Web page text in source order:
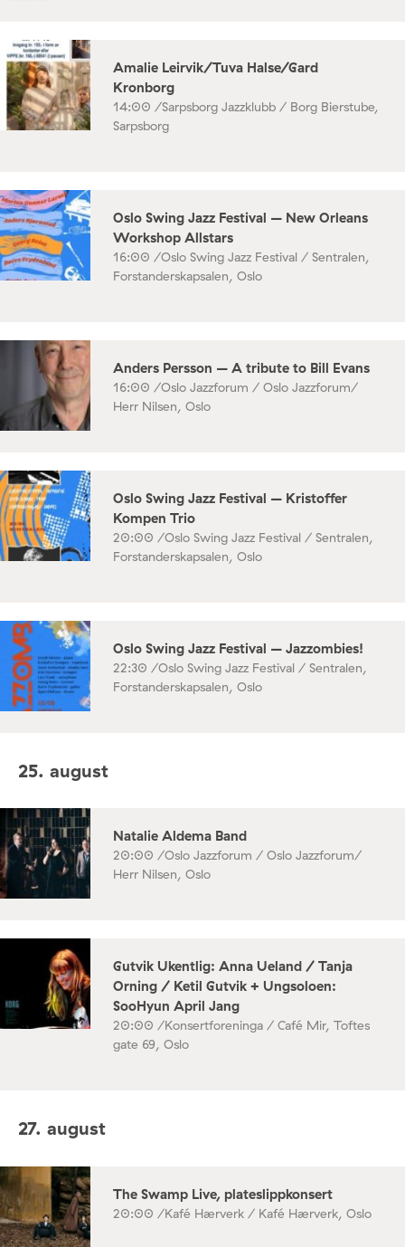
Amalie Leirvik/Tuva Halse/Gard
Kronborg
14:00 /Sarpsborg Jazzklubb / Borg Bierstube,
Sarpsborg
Oslo Swing Jazz Festival – New Orleans
Workshop Allstars
16:00 /Oslo Swing Jazz Festival / Sentralen,
Forstanderskapsalen, Oslo
Anders Persson – A tribute to Bill Evans
16:00 /Oslo Jazzforum / Oslo Jazzforum/
Herr Nilsen, Oslo
Oslo Swing Jazz Festival – Kristoffer
Kompen Trio
20:00 /Oslo Swing Jazz Festival / Sentralen,
Forstanderskapsalen, Oslo
Oslo Swing Jazz Festival – Jazzombies!
22:30 /Oslo Swing Jazz Festival / Sentralen,
Forstanderskapsalen, Oslo
25. august
Natalie Aldema Band
20:00 /Oslo Jazzforum / Oslo Jazzforum/
Herr Nilsen, Oslo
Gutvik Ukentlig: Anna Ueland / Tanja
Orning / Ketil Gutvik + Ungsoloen:
SooHyun April Jang
20:00 /Konsertforeninga / Café Mir, Toftes
gate 69, Oslo
27. august
The Swamp Live, plateslippkonsert
20:00 /Kafé Hærverk / Kafé Hærverk, Oslo